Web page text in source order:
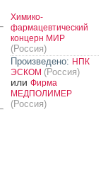
Химико-
фармацевтический
концерн МИР
(Россия)
Произведено: НПК
ЭСКОМ (Россия)
или Фирма
МЕДПОЛИМЕР
(Россия)